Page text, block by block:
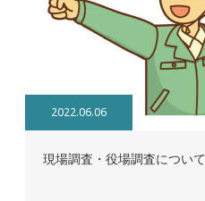
2022.06.06
現場調査・役場調査について